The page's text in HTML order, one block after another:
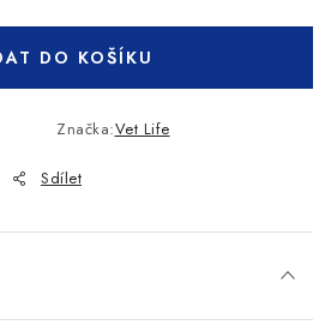
DO KOŠÍKU
Značka:Vet Life
Sdílet